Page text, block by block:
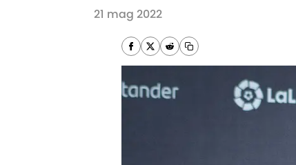
21 mag 2022